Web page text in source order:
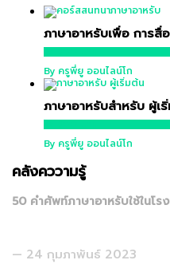
ภาษาอาหรับเพื่อ การสื่
16,900 บาท
By ครูพี่ยู ออนไลน์โก
ภาษาอาหรับสำหรับ ผู้เ
12,900 บาท
By ครูพี่ยู ออนไลน์โก
คลังคววามรู้
50 คำศัพท์ภาษาอาหรับใช้ในโร
24 กุมภาพันธ์ 2023